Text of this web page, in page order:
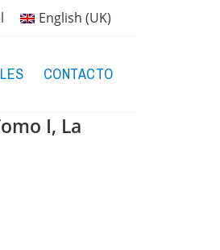
English (UK)
CONTACTO
I, La